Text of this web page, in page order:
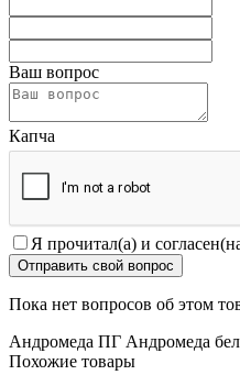
Ваш вопрос
Капча
Я прочитал(а) и
Отправить свой вопрос
Пока нет вопросов об этом
Андромеда ПГ Андромеда
Похожие товары